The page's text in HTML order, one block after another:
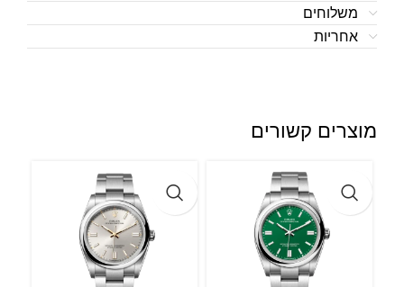
משלוחים
אחריות
מוצרים קשורים